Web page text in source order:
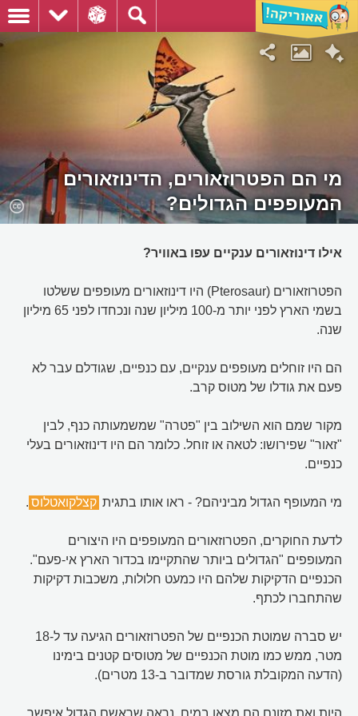
מי הם הפטרוזאורים, הדינוזאורים
המעופפים הגדולים?
אילו דינוזאורים ענקיים עפו באוויר?
הפטרוזאורים (Pterosaur) היו דינוזאורים מעופפים ששלטו
בשמי הארץ לפני יותר מ-100 מיליון שנה ונכחדו לפני 65 מיליון
שנה.
הם היו זוחלים מעופפים ענקיים, עם כנפיים, שגודלם עבר לא
פעם את גודלו של מטוס קרב.
מקור שמם הוא השילוב בין "פטרה" שמשמעותה כנף, לבין
"זאור" שפירושו: לטאה או זוחל. כלומר הם היו דינוזאורים בעלי
כנפיים.
מי המעופף הגדול מביניהם? - ראו אותו בתגית קצלקואטלוס .
לדעת החוקרים, הפטרוזאורים המעופפים היו היצורים
המעופפים "הגדולים ביותר שהתקיימו בכדור הארץ אי-פעם".
הכנפיים הדקיקות שלהם היו כמעט חלולות, משכבות דקיקות
שהתחברו לכתף.
יש סברה שמוטת הכנפיים של הפטרוזאורים הגיעה עד ל-18
מטר, ממש כמו מוטת הכנפיים של מטוסים קטנים בימינו
(הדעה המקובלת גורסת שמדובר ב-13 מטרים).
היות ואת מזונם הם מצאו במים, נראה שראשם הגדול איפשר